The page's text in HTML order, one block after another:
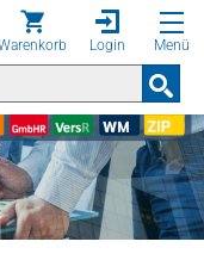
Login Menü